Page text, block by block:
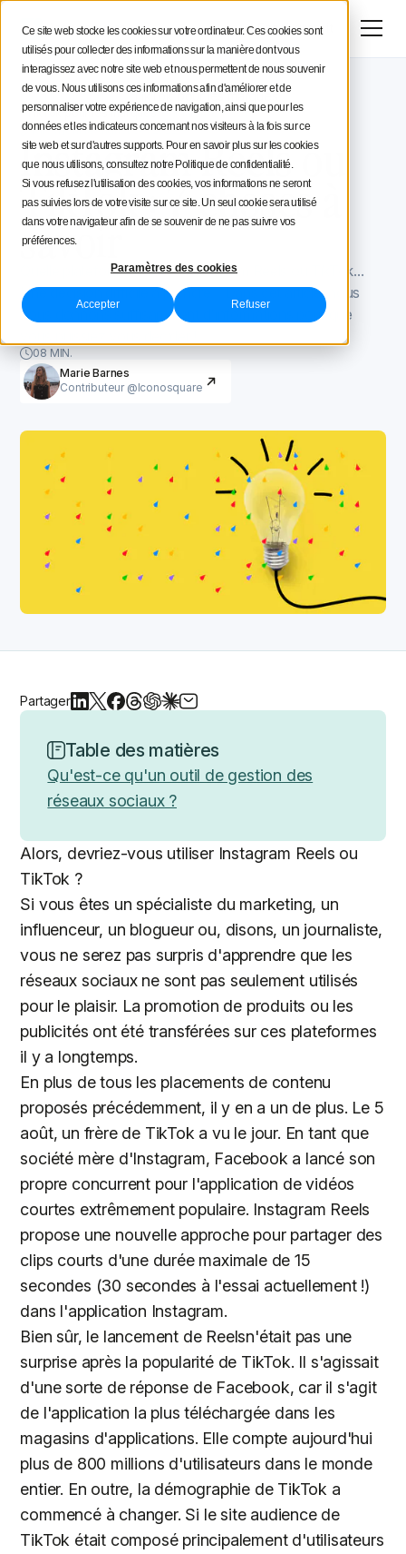
Ce site web stocke les cookies sur votre ordinateur. Ces cookies sont
utilisés pour collecter des informations sur la manière dont vous
interagissez avec notre site web et nous permettent de nous souvenir
de vous. Nous utilisons ces informations afin d'améliorer et de
personnaliser votre expérience de navigation, ainsi que pour les
données et les indicateurs concernant nos visiteurs à la fois sur ce
site web et sur d'autres supports. Pour en savoir plus sur les cookies
que nous utilisons, consultez notre Politique de confidentialité.
Si vous refusez l'utilisation des cookies, vos informations ne seront
pas suivies lors de votre visite sur ce site. Un seul cookie sera utilisé
dans votre navigateur afin de se souvenir de ne pas suivre vos
préférences.
Paramètres des cookies
Accepter Refuser
Essai gratuit
Menu
Stratégie social media
Conseils aux créateurs
Iconosquare
Blog Iconosquare TikTok pour les marques
TikTok pour les marques
March 12, 2021
Mis à jour leAugust 30, 2022
Instagram Reels ou
TikTok : 7 choses à
savoir
Quelle plateforme utiliser ? Instagram Reels ou TikTok...
Une décision difficile à prendre... Dans cet article, nous
vous donnons suffisamment d'informations pour que
08 MIN.
Marie Barnes
Contributeur @Iconosquare
Partager
Table des matières
Qu'est-ce qu'un outil de gestion des
réseaux sociaux ?
Alors, devriez-vous utiliser Instagram Reels ou
TikTok ?
Si vous êtes un spécialiste du marketing, un
influenceur, un blogueur ou, disons, un journaliste,
vous ne serez pas surpris d'apprendre que les
réseaux sociaux ne sont pas seulement utilisés
pour le plaisir. La promotion de produits ou les
publicités ont été transférées sur ces plateformes
il y a longtemps.
En plus de tous les placements de contenu
proposés précédemment, il y en a un de plus. Le 5
août, un frère de TikTok a vu le jour. En tant que
société mère d'Instagram, Facebook a lancé son
propre concurrent pour l'application de vidéos
courtes extrêmement populaire. Instagram Reels
propose une nouvelle approche pour partager des
clips courts d'une durée maximale de 15
secondes (30 secondes à l'essai actuellement !)
dans l'application Instagram.
Bien sûr, le lancement de Reelsn'était pas une
surprise après la popularité de TikTok. Il s'agissait
d'une sorte de réponse de Facebook, car il s'agit
de l'application la plus téléchargée dans les
magasins d'applications. Elle compte aujourd'hui
plus de 800 millions d'utilisateurs dans le monde
entier. En outre, la démographie de TikTok a
commencé à changer. Si le site audience de
TikTok était composé principalement d'utilisateurs